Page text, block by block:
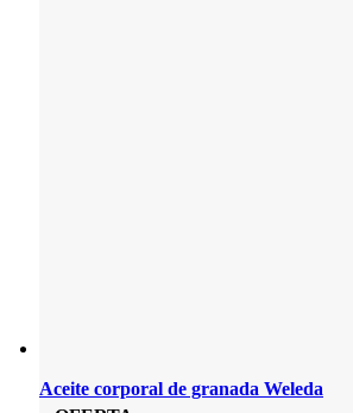
Aceite corporal de granada Weleda